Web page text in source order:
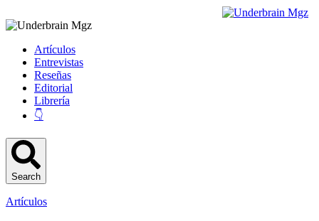
Artículos
Entrevistas
Reseñas
Editorial
Librería
👇
Search
Artículos